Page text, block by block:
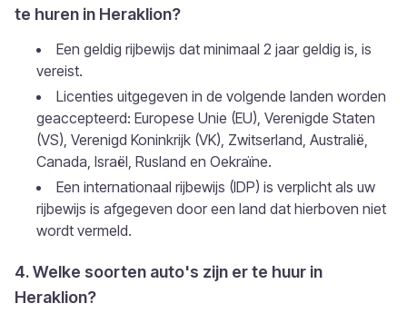
te huren in Heraklion?
Een geldig rijbewijs dat minimaal 2 jaar geldig is, is
vereist.
Licenties uitgegeven in de volgende landen worden
geaccepteerd: Europese Unie (EU), Verenigde Staten
(VS), Verenigd Koninkrijk (VK), Zwitserland, Australië,
Canada, Israël, Rusland en Oekraïne.
Een internationaal rijbewijs (IDP) is verplicht als uw
rijbewijs is afgegeven door een land dat hierboven niet
wordt vermeld.
4. Welke soorten auto's zijn er te huur in
Heraklion?